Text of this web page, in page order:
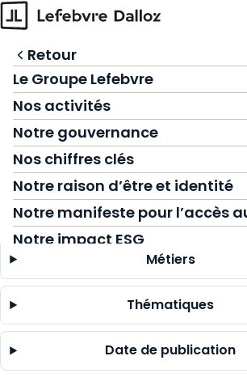
Accéder à l'en-tête
Accéder au contenu principal
Accéder au footer
Intelligence Artificielle
Retour
Notre révolution IA
IA juridique - découvrez GenIA‑L
Vos métiers
Retour
Avocats et professions
Experts-Comptables
Fonctions RH
Fonctions juridiques
Fonctions financières et
Représentants du personnel
Notaires
Responsables HSE
Responsables Patrimoine
Responsables Formation
Ressources
Agenda
Notre groupe
Retour
Le Groupe Lefebvre
Nos activités
Notre gouvernance
Nos chiffres clés
Notre raison d’être et identité
Notre manifeste pour l’accès
Notre impact ESG
Prospective
Communiqués de presse
Nominations
Nous rejoindre
Contact
Accueil Ressources
Ressources
Filtrerpar
Type de ressource
Métiers
Thématiques
Date de publication